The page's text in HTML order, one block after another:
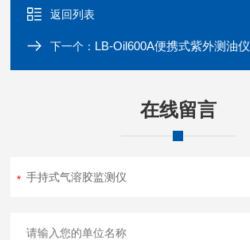
返回列表
下一个： LB-Oil600A便携式紫外测油仪
在线留言